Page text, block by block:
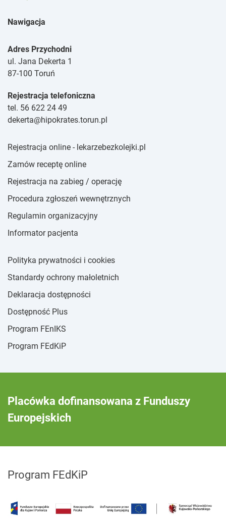
Nawigacja
Adres Przychodni
ul. Jana Dekerta 1
87-100 Toruń
Rejestracja telefoniczna
tel. 56 622 24 49
dekerta@hipokrates.torun.pl
Rejestracja online - lekarzebezkolejki.pl
Zamów receptę online
Rejestracja na zabieg / operację
Procedura zgłoszeń wewnętrznych
Regulamin organizacyjny
Informator pacjenta
Polityka prywatności i cookies
Standardy ochrony małoletnich
Deklaracja dostępności
Dostępność Plus
Program FEnIKS
Program FEdKiP
Placówka dofinansowana z Funduszy
Europejskich
Program FEdKiP